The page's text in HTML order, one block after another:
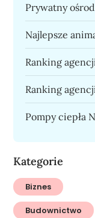
Prywatny
Najlepsze
Ranking
Ranking
Pompy ciepła
Kategorie
Biznes
Budownictwo